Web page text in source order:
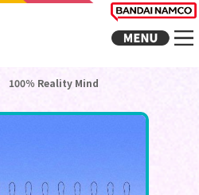
100％ Reality Mind